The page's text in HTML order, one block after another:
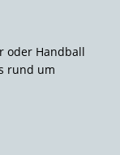
oder Handball
rund um